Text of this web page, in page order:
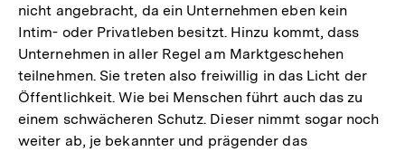
nicht angebracht, da ein Unternehmen eben kein
Intim- oder Privatleben besitzt. Hinzu kommt, dass
Unternehmen in aller Regel am Marktgeschehen
teilnehmen. Sie treten also freiwillig in das Licht der
Öffentlichkeit. Wie bei Menschen führt auch das zu
einem schwächeren Schutz. Dieser nimmt sogar noch
weiter ab, je bekannter und prägender das